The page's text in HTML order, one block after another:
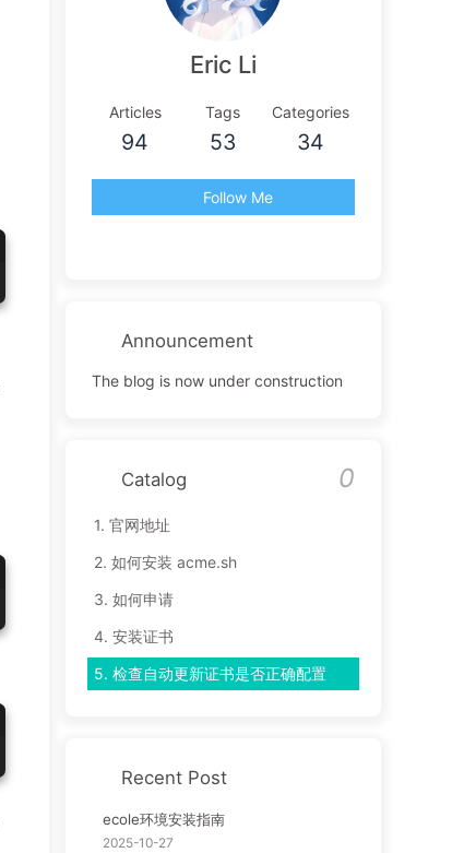
Eric Li
Articles
94
Tags
53
Categories
34
Follow Me
Announcement
The blog is now under construction
Catalog 0
1. 官网地址
2. 如何安装 acme.sh
3. 如何申请
4. 安装证书
5. 检查自动更新证书是否正确配置
Recent Post
ecole环境安装指南
2025-10-27